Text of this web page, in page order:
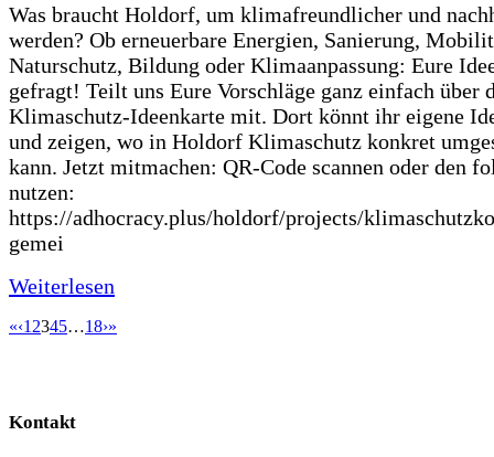
Was braucht Holdorf, um klimafreundlicher und
werden? Ob erneuerbare Energien, Sanierung,
Naturschutz, Bildung oder Klimaanpassung: Eure
gefragt! Teilt uns Eure Vorschläge ganz einfach über
Klimaschutz-Ideenkarte mit. Dort könnt ihr eigene
und zeigen, wo in Holdorf Klimaschutz konkret
kann. Jetzt mitmachen: QR-Code scannen oder den
nutzen:
https://adhocracy.plus/holdorf/projects/
gemei
Weiterlesen
«‹1 2345…18›»
Kontakt